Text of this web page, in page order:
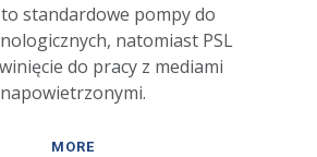
to standardowe pompy do
natomiast PSL
do pracy z mediami
napowietrzonymi.
MORE